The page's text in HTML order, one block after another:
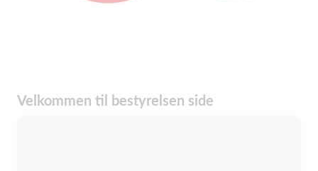
Velkommen til bestyrelsen side